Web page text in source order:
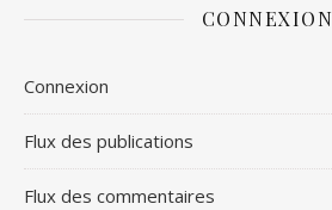
CONNEXION
Connexion
Flux des publications
Flux des commentaires